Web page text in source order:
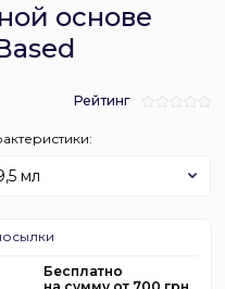
основе
Рейтинг
мл
Бесплатно